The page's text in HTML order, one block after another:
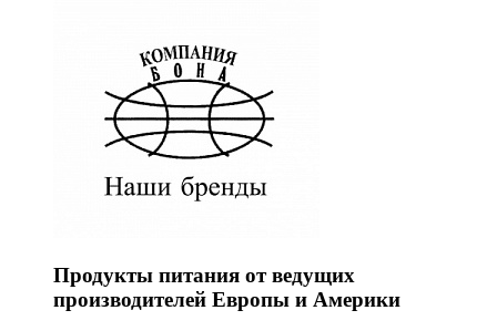
Продукты питания от ведущих
производителей Европы и Америки